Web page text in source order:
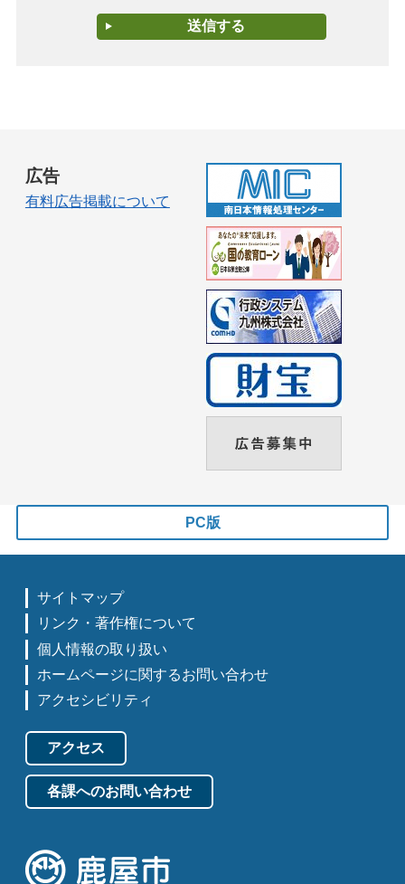
広告
有料広告掲載について
PC版
サイトマップ
リンク・著作権について
個人情報の取り扱い
ホームページに関するお問い合わせ
アクセシビリティ
アクセス
各課へのお問い合わせ